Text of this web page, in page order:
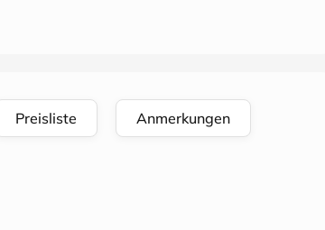
Preisliste Anmerkungen